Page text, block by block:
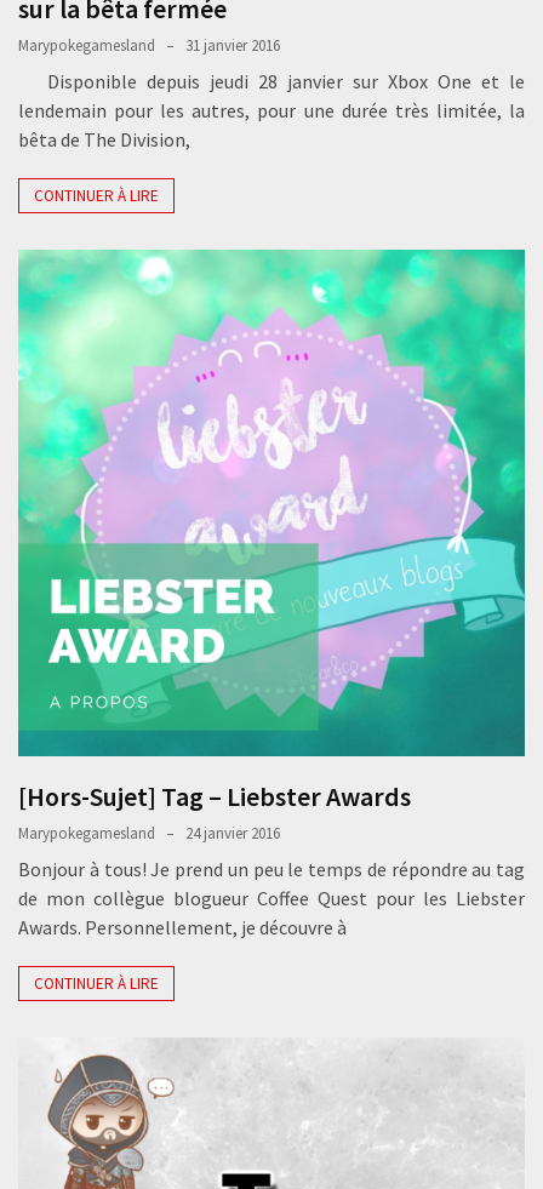
sur la bêta fermée
Marypokegamesland 31 janvier 2016
Disponible depuis jeudi 28 janvier sur Xbox One et le
lendemain pour les autres, pour une durée très limitée, la
bêta de The Division,
CONTINUER À LIRE
[Hors-Sujet] Tag – Liebster Awards
Marypokegamesland 24 janvier 2016
Bonjour à tous! Je prend un peu le temps de répondre au tag
de mon collègue blogueur Coffee Quest pour les Liebster
Awards. Personnellement, je découvre à
CONTINUER À LIRE